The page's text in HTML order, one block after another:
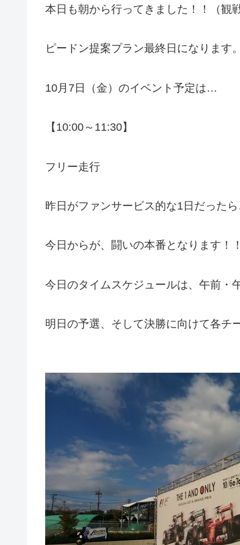
本日も朝から行ってきました！！（観
ピードン提案プラン最終日になります。
10月7日（金）のイベント予定は…
【10:00～11:30】
フリー走行
昨日がファンサービス的な1日だった
今日からが、闘いの本番となります！！
今日のタイムスケジュールは、午前・
明日の予選、そして決勝に向けて各チ